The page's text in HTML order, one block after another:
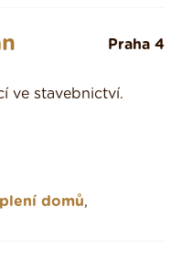
Praha 4
ve stavebnictví.
domů,